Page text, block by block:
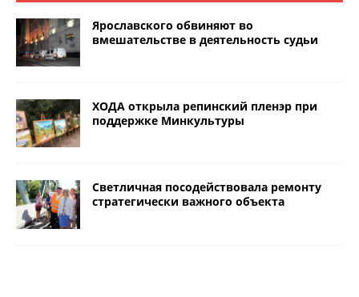
Ярославского обвиняют во
вмешательстве в деятельность судьи
ХОДА открыла репинский пленэр при
поддержке Минкультуры
Светличная посодействовала ремонту
стратегически важного объекта